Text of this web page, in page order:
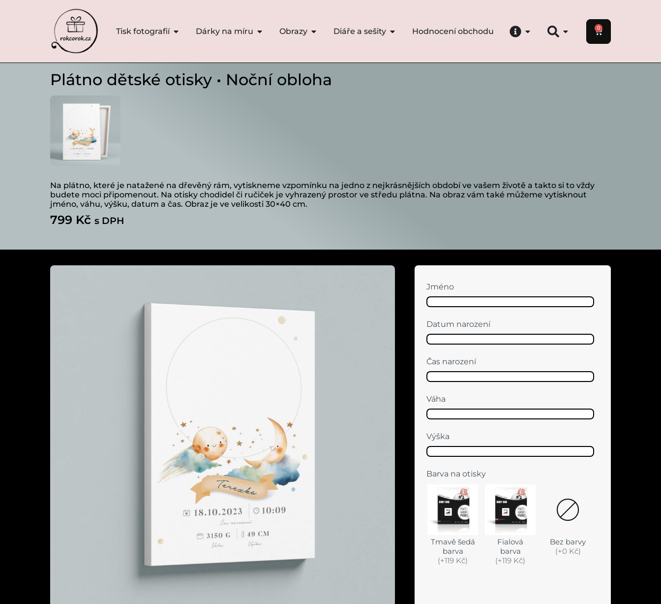
Tisk fotografií Dárky na míru Obrazy Diáře a sešity Hodnocení obchodu 0
Plátno dětské otisky • Noční obloha
Na plátno, které je natažené na dřevěný rám, vytiskneme vzpomínku na jedno z nejkrásnějších období ve vašem životě a takto si to vždy
budete moci připomenout. Na otisky chodidel či ručiček je vyhrazený prostor ve středu plátna. Na obraz vám také můžeme vytisknout
jméno, váhu, výšku, datum a čas. Obraz je ve velikosti 30×40 cm.
799 Kč s DPH
Jméno
Datum narození
Čas narození
Váha
Výška
Barva na otisky
Tmavě šedá
barva
(+119 Kč)
Fialová
barva
(+119 Kč)
Bez barvy
(+0 Kč)